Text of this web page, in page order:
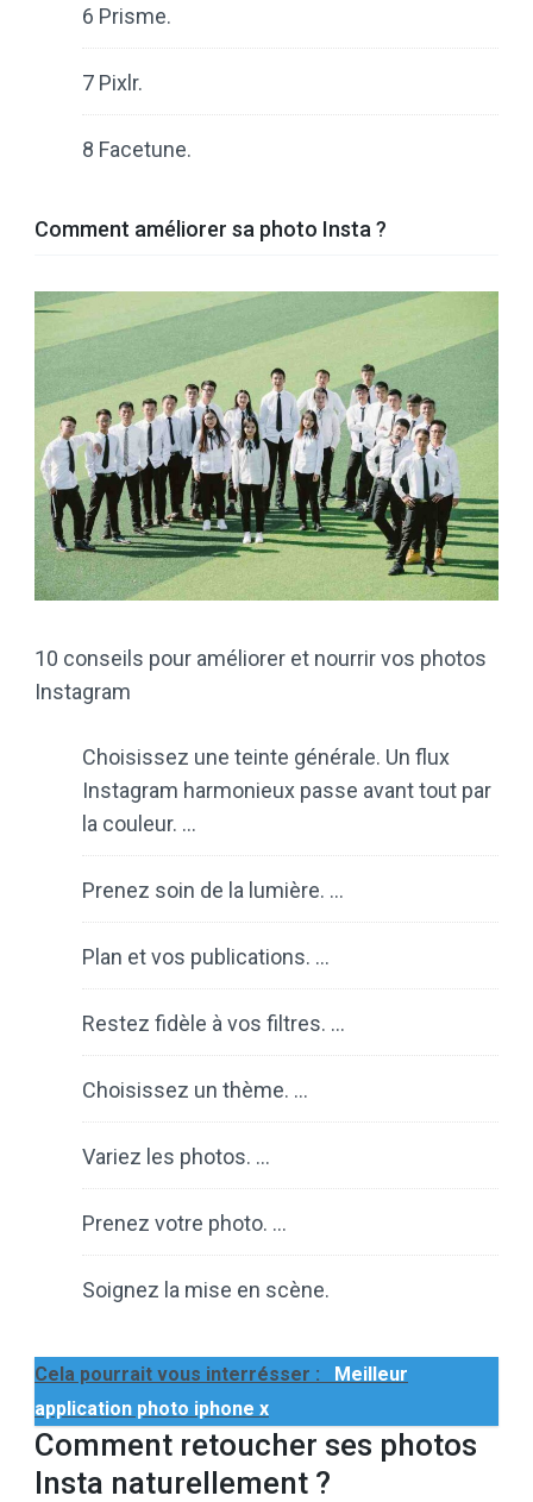
6 Prisme.
7 Pixlr.
8 Facetune.
Comment améliorer sa photo Insta ?
10 conseils pour améliorer et nourrir vos photos
Instagram
Choisissez une teinte générale. Un flux
Instagram harmonieux passe avant tout par
la couleur. …
Prenez soin de la lumière. …
Plan et vos publications. …
Restez fidèle à vos filtres. …
Choisissez un thème. …
Variez les photos. …
Prenez votre photo. …
Soignez la mise en scène.
Cela pourrait vous interrésser :
Meilleur
application photo iphone x
Comment retoucher ses photos
Insta naturellement ?